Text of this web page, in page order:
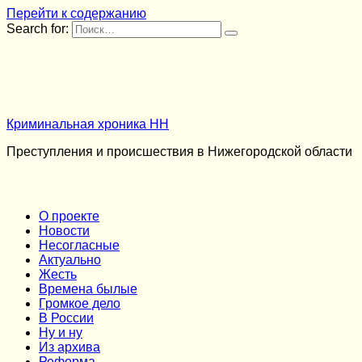
Перейти к содержанию
Search for:
Криминальная хроника НН
Преступления и происшествия в Нижегородской области
О проекте
Новости
Несогласные
Актуально
Жесть
Времена былые
Громкое дело
В России
Ну и ну
Из архива